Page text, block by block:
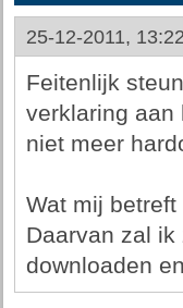
25-12-2011,
Feitenlijk
verklaring aan
niet meer
Wat mij
Daarvan zal
downloaden